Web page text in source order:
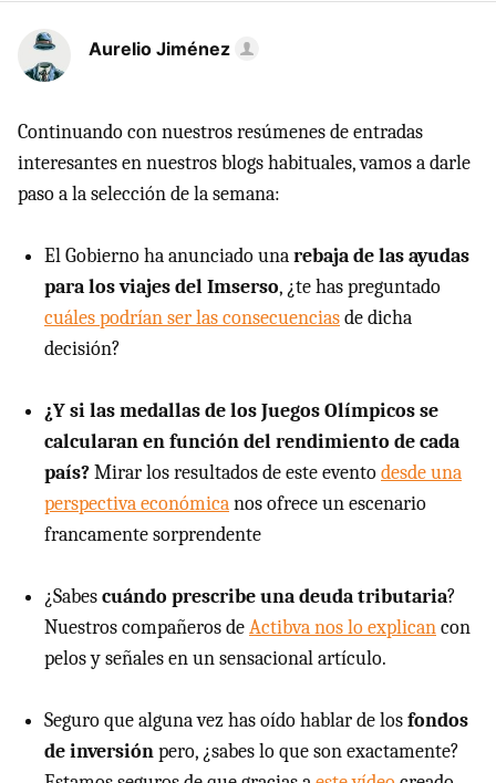
Aurelio Jiménez
Continuando con nuestros resúmenes de entradas
interesantes en nuestros blogs habituales, vamos a darle
paso a la selección de la semana:
El Gobierno ha anunciado unarebaja de las ayudas
para los viajes del Imserso, ¿te has preguntado
cuáles podrían ser las consecuenciasde dicha
decisión?
¿Y si las medallas de los Juegos Olímpicos se
calcularan en función del rendimiento de cada
país?Mirar los resultados de este eventodesde una
perspectiva económicanos ofrece un escenario
francamente sorprendente
¿Sabescuándo prescribe una deuda tributaria?
Nuestros compañeros deActibva nos lo explicancon
pelos y señales en un sensacional artículo.
Seguro que alguna vez has oído hablar de losfondos
de inversiónpero, ¿sabes lo que son exactamente?